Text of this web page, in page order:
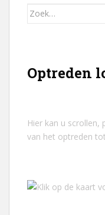
Zoek
Optreden
Hier kan u
van het optreden